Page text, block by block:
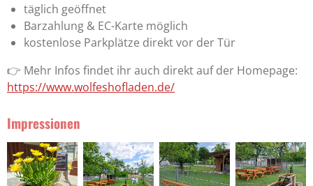
täglich geöffnet
Barzahlung & EC-Karte möglich
kostenlose Parkplätze direkt vor der Tür
👉 Mehr Infos findet ihr auch direkt auf der Homepage:
https://www.wolfeshofladen.de/
Impressionen